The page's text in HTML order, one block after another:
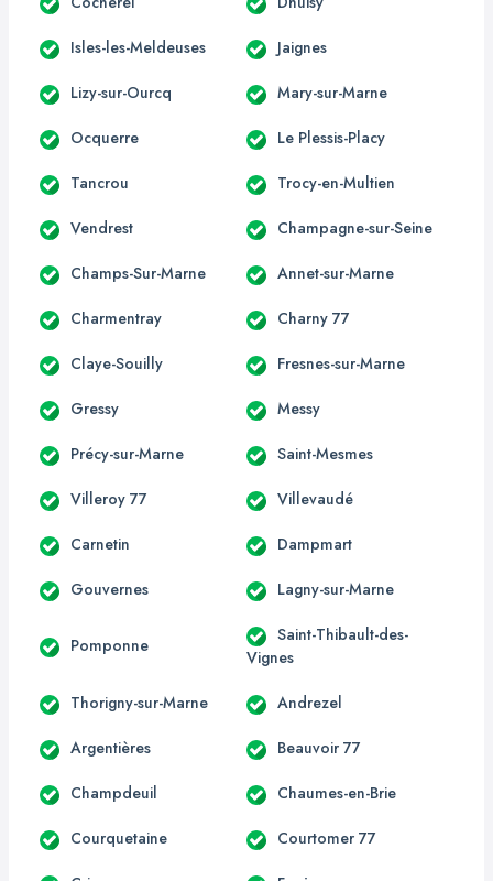
Isles-les-Meldeuses Jaignes
Lizy-sur-Ourcq Mary-sur-Marne
Ocquerre Le Plessis-Placy
Tancrou Trocy-en-Multien
Vendrest Champagne-sur-Seine
Champs-Sur-Marne Annet-sur-Marne
Charmentray Charny 77
Claye-Souilly Fresnes-sur-Marne
Gressy Messy
Précy-sur-Marne Saint-Mesmes
Villeroy 77 Villevaudé
Carnetin Dampmart
Gouvernes Lagny-sur-Marne
Pomponne
Saint-Thibault-des-
Vignes
Thorigny-sur-Marne Andrezel
Argentières Beauvoir 77
Champdeuil Chaumes-en-Brie
Courquetaine Courtomer 77